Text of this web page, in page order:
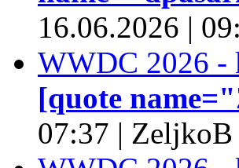
16.06.2026 |
WWDC 2026 -
[quote
07:37 | ZeljkoB